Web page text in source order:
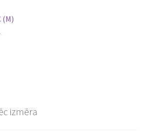
(M)
izmēra